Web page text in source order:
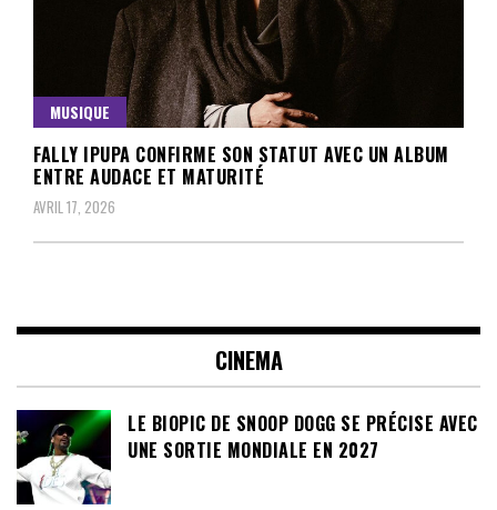
MUSIQUE
FALLY IPUPA CONFIRME SON STATUT AVEC UN ALBUM
ENTRE AUDACE ET MATURITÉ
AVRIL 17, 2026
CINEMA
LE BIOPIC DE SNOOP DOGG SE PRÉCISE AVEC
UNE SORTIE MONDIALE EN 2027